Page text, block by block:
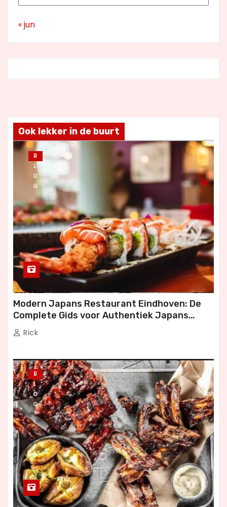
« jun
Ook lekker in de buurt
B
L
O
G
Modern Japans Restaurant Eindhoven: De
Complete Gids voor Authentiek Japans
Dineren
Rick
B
L
O
G